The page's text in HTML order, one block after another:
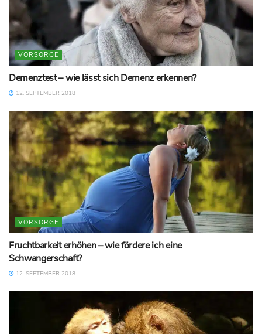
VORSORGE
Demenztest – wie lässt sich Demenz erkennen?
12. SEPTEMBER 2018
VORSORGE
Fruchtbarkeit erhöhen – wie fördere ich eine
Schwangerschaft?
12. SEPTEMBER 2018